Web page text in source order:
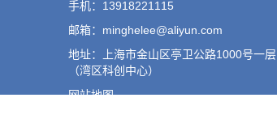
手机：13918221115
邮箱：minghelee@aliyun.com
地址：上海市金山区亭卫公路1000号一层
（湾区科创中心）
网站地图